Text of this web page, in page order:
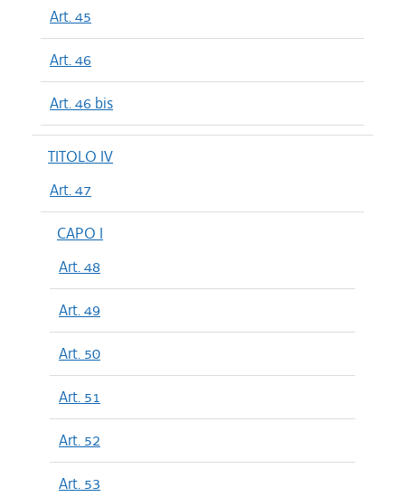
Art. 45
Art. 46
Art. 46 bis
TITOLO IV
Art. 47
CAPO I
Art. 48
Art. 49
Art. 50
Art. 51
Art. 52
Art. 53